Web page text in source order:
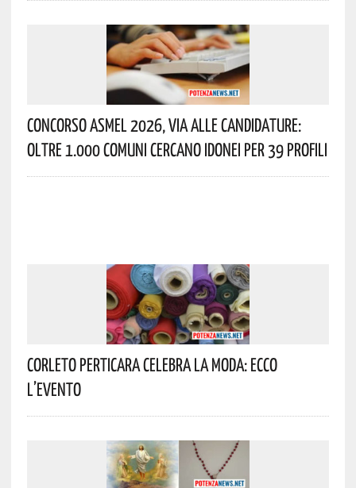
Concorso Asmel 2026, Via Alle Candidature:
Oltre 1.000 Comuni Cercano Idonei Per 39 Profili
Corleto Perticara Celebra La Moda: Ecco
L’evento